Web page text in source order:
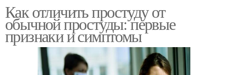
Как отличить простуду от
обычной простуды: первые
признаки и симптомы